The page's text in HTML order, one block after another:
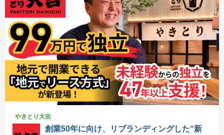
やきとり大吉
創業50年に向け、リブランディングした“新